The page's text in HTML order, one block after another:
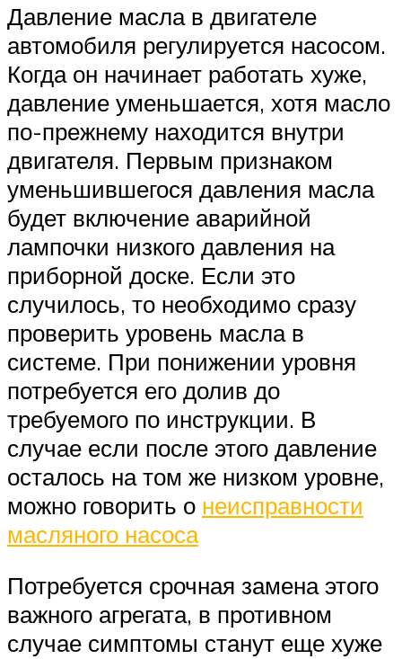
Давление масла в двигателе
автомобиля регулируется насосом.
Когда он начинает работать хуже,
давление уменьшается, хотя масло
по-прежнему находится внутри
двигателя. Первым признаком
уменьшившегося давления масла
будет включение аварийной
лампочки низкого давления на
приборной доске. Если это
случилось, то необходимо сразу
проверить уровень масла в
системе. При понижении уровня
потребуется его долив до
требуемого по инструкции. В
случае если после этого давление
осталось на том же низком уровне,
можно говорить о неисправности
масляного насоса
Потребуется срочная замена этого
важного агрегата, в противном
случае симптомы станут еще хуже